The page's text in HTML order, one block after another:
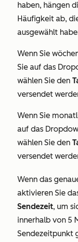
haben, hängen
Häufigkeit ab,
ausgewählt
Wenn Sie
Sie auf das
wählen Sie den
versendet
Wenn Sie
auf das
wählen Sie den
versendet
Wenn das
aktivieren Sie
Sendezeit, um
innerhalb von 5
Sendezeitpunkt